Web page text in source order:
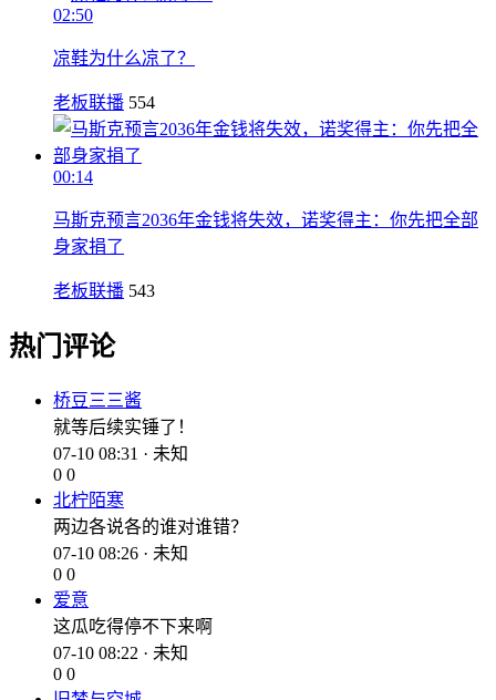
02:50
凉鞋为什么凉了？
老板联播 554
00:14
马斯克预言2036年金钱将失效，诺奖得主：你先把全部
身家捐了
老板联播 543
热门评论
桥豆三三酱
就等后续实锤了！
07-10 08:31 · 未知
0 0
北柠陌寒
两边各说各的谁对谁错？
07-10 08:26 · 未知
0 0
爱意
这瓜吃得停不下来啊
07-10 08:22 · 未知
0 0